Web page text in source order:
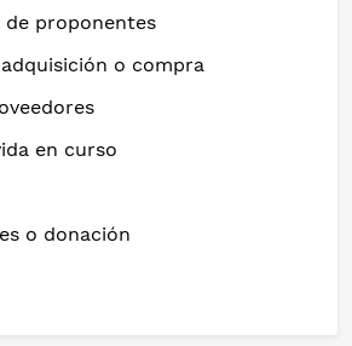
proponentes
o compra
en curso
o donación